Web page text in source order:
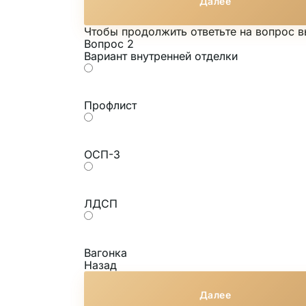
Чтобы продолжить ответьте на вопрос
Вопрос 2
Вариант внутренней отделки
Профлист
ОСП-3
ЛДСП
Вагонка
Назад
Далее